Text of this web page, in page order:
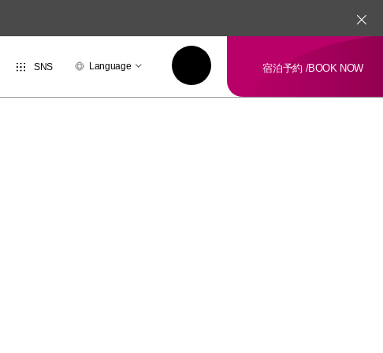
SNS Language 宿泊予約 /BOOK NOW